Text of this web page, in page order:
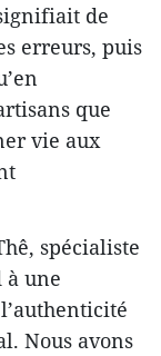
de
erreurs, puis
que
vie aux
spécialiste
une
Nous avons